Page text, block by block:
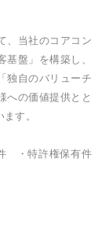
、当社のコアコン
盤」を構築し、
独自のバリューチ
への価値提供とと
す。
・特許権保有件